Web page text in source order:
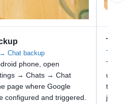
Chat backup
phone, open
→ Chats → Chat
page where Google
configured and triggered.
Tap
Trigger
Tap
uploads
to the
just